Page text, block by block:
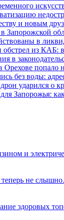
и новым
в
из КАБ:
в
попало
без воды:
ударился
Запорожья:
и
теперь не
здоровых